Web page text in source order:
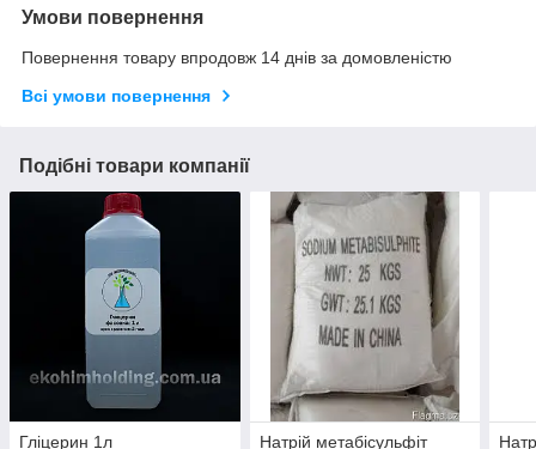
Умови повернення
Повернення товару впродовж 14 днів за домовленістю
Всі умови повернення
Подібні товари компанії
Гліцерин 1л
Натрій метабісульфіт